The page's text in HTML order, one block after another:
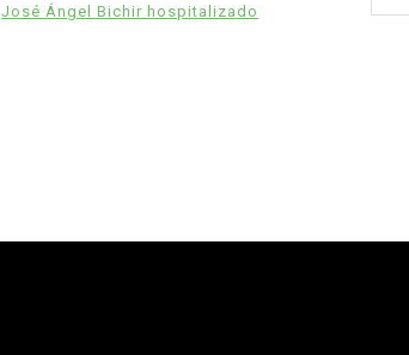
José Ángel Bichir hospitalizado